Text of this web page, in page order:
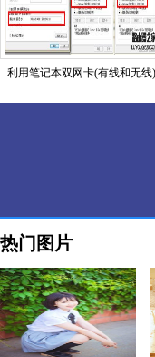
利用笔记本双网卡(有线和无线)
热门图片